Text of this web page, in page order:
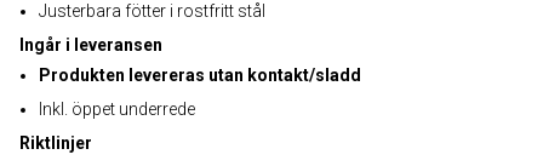
Justerbara fötter i rostfritt stål
Ingår i leveransen
Produkten levereras utan kontakt/sladd
Inkl. öppet underrede
Riktlinjer